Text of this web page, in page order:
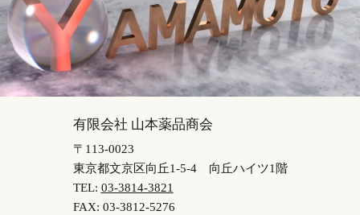
有限会社 山本薬品商会
〒113-0023
東京都文京区向丘1-5-4 向丘ハイツ1階
TEL: 03-3814-3821
FAX: 03-3812-5276